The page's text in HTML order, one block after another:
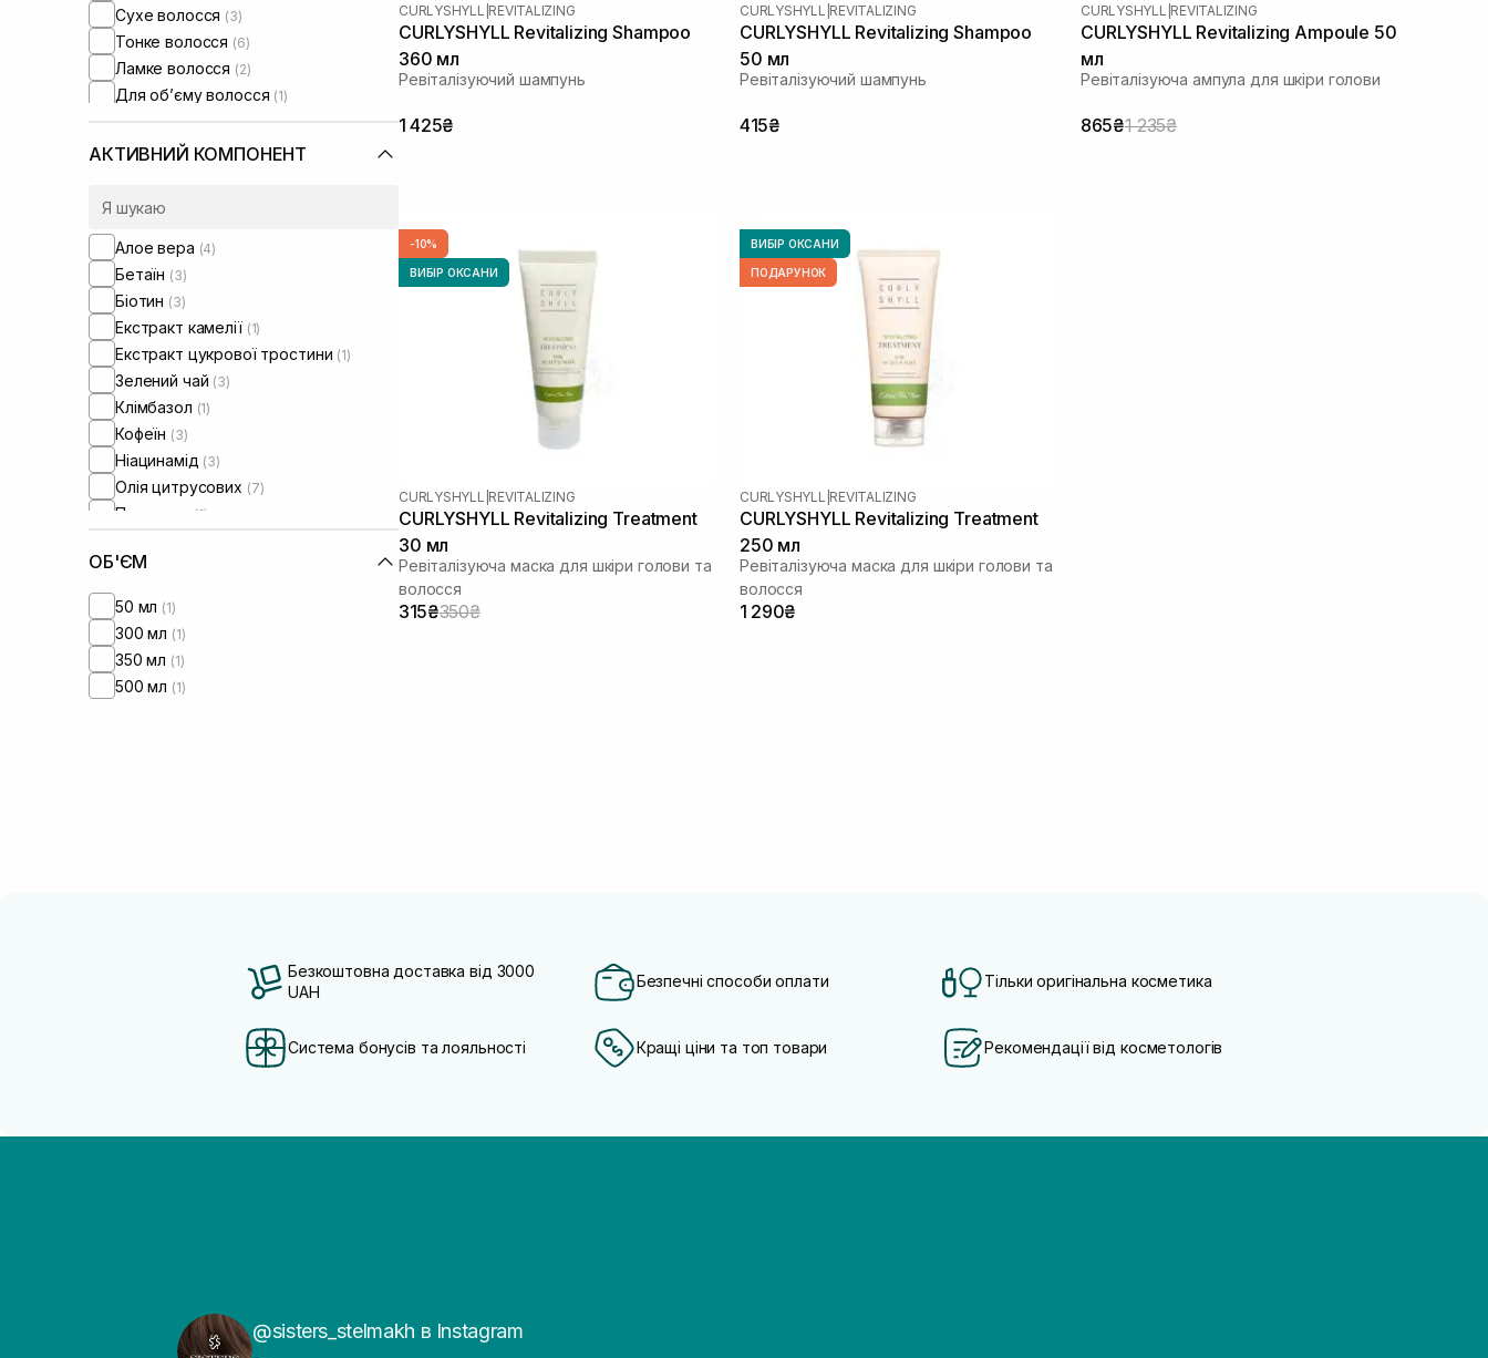
Сухе волосся (3)
Тонке волосся (6)
Ламке волосся (2)
Для обʼєму волосся (1)
АКТИВНИЙ КОМПОНЕНТ
Алое вера (4)
Бетаїн (3)
Біотин (3)
Екстракт камелії (1)
Екстракт цукрової тростини (1)
Зелений чай (3)
Клімбазол (1)
Кофеїн (3)
Ніацинамід (3)
Олія цитрусових (7)
Пантенол (1)
Чайне дерево
ОБ'ЄМ
50 мл (1)
300 мл (1)
350 мл (1)
500 мл (1)
CURLYSHYLL REVITALIZING
CURLYSHYLL Revitalizing Shampoo
360 мл
Ревіталізуючий шампунь
1 425₴
CURLYSHYLL REVITALIZING
CURLYSHYLL Revitalizing Shampoo
50 мл
Ревіталізуючий шампунь
415₴
CURLYSHYLL REVITALIZING
CURLYSHYLL Revitalizing Ampoule 50
мл
Ревіталізуюча ампула для шкіри голови
865₴1 235₴
-10%
ВИБІР ОКСАНИ
CURLYSHYLL REVITALIZING
CURLYSHYLL Revitalizing Treatment
30 мл
Ревіталізуюча маска для шкіри голови та
волосся
315₴350₴
ВИБІР ОКСАНИ
ПОДАРУНОК
CURLYSHYLL REVITALIZING
CURLYSHYLL Revitalizing Treatment
250 мл
Ревіталізуюча маска для шкіри голови та
волосся
1 290₴
Безкоштовна доставка від 3000
UAH
Безпечні способи оплати Тільки оригінальна косметика
Система бонусів та лояльності Кращі ціни та топ товари Рекомендації від косметологів
@sisters_stelmakh в Instagram